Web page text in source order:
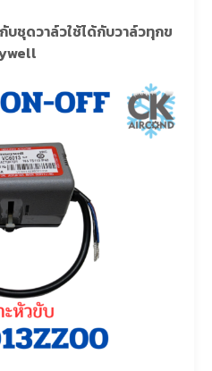
บชุดวาล์วใช้ได้กับวาล์วทุกข